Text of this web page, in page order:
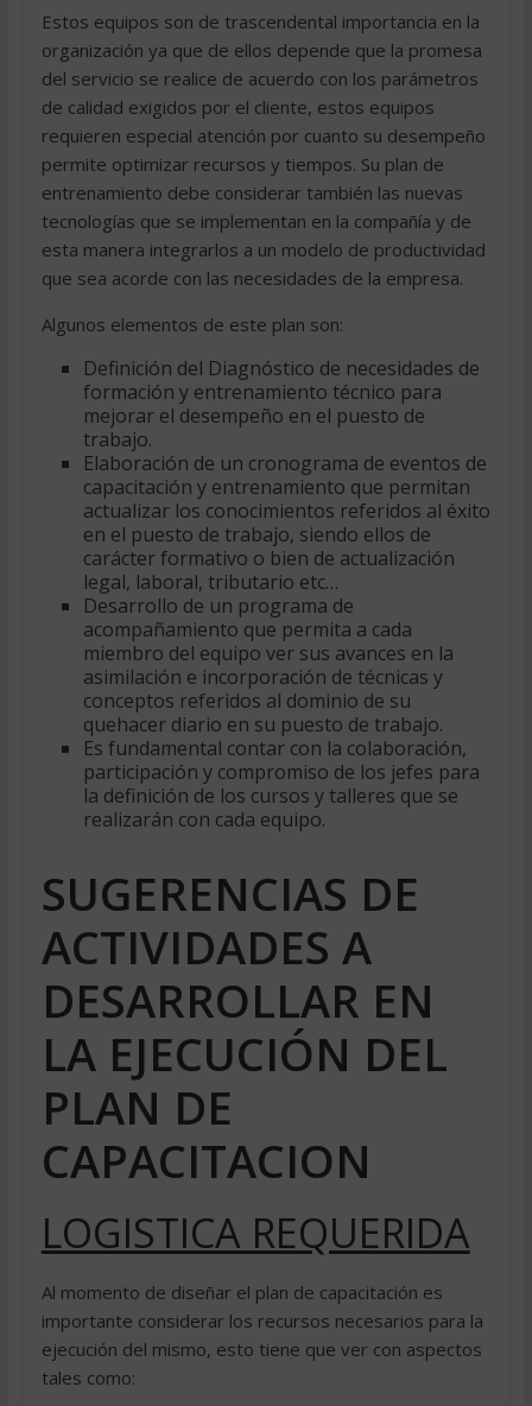
Estos equipos son de trascendental importancia en la
organización ya que de ellos depende que la promesa
del servicio se realice de acuerdo con los parámetros
de calidad exigidos por el cliente, estos equipos
requieren especial atención por cuanto su desempeño
permite optimizar recursos y tiempos. Su plan de
entrenamiento debe considerar también las nuevas
tecnologías que se implementan en la compañía y de
esta manera integrarlos a un modelo de productividad
que sea acorde con las necesidades de la empresa.
Algunos elementos de este plan son:
Definición del Diagnóstico de necesidades de
formación y entrenamiento técnico para
mejorar el desempeño en el puesto de
trabajo.
Elaboración de un cronograma de eventos de
capacitación y entrenamiento que permitan
actualizar los conocimientos referidos al éxito
en el puesto de trabajo, siendo ellos de
carácter formativo o bien de actualización
legal, laboral, tributario etc…
Desarrollo de un programa de
acompañamiento que permita a cada
miembro del equipo ver sus avances en la
asimilación e incorporación de técnicas y
conceptos referidos al dominio de su
quehacer diario en su puesto de trabajo.
Es fundamental contar con la colaboración,
participación y compromiso de los jefes para
la definición de los cursos y talleres que se
realizarán con cada equipo.
SUGERENCIAS DE
ACTIVIDADES A
DESARROLLAR EN
LA EJECUCIÓN DEL
PLAN DE
CAPACITACION
LOGISTICA REQUERIDA
Al momento de diseñar el plan de capacitación es
importante considerar los recursos necesarios para la
ejecución del mismo, esto tiene que ver con aspectos
tales como: